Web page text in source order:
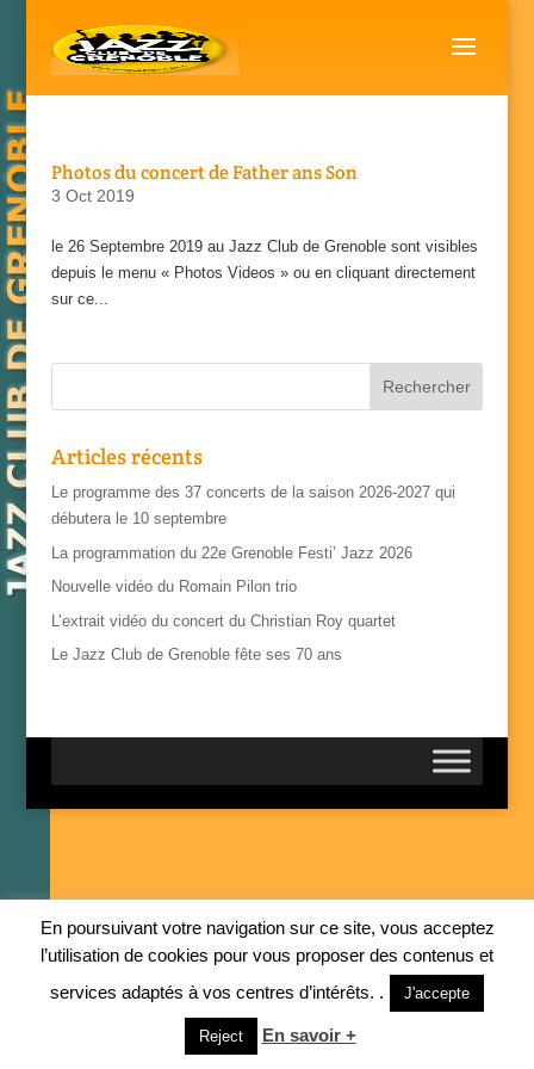
Photos du concert de Father ans Son
3 Oct 2019
le 26 Septembre 2019 au Jazz Club de Grenoble sont visibles
depuis le menu « Photos Videos » ou en cliquant directement
sur ce...
Articles récents
Le programme des 37 concerts de la saison 2026-2027 qui
débutera le 10 septembre
La programmation du 22e Grenoble Festi’ Jazz 2026
Nouvelle vidéo du Romain Pilon trio
L’extrait vidéo du concert du Christian Roy quartet
Le Jazz Club de Grenoble fête ses 70 ans
En poursuivant votre navigation sur ce site, vous acceptez
l’utilisation de cookies pour vous proposer des contenus et
services adaptés à vos centres d’intérêts. .
J'accepte
Reject En savoir +